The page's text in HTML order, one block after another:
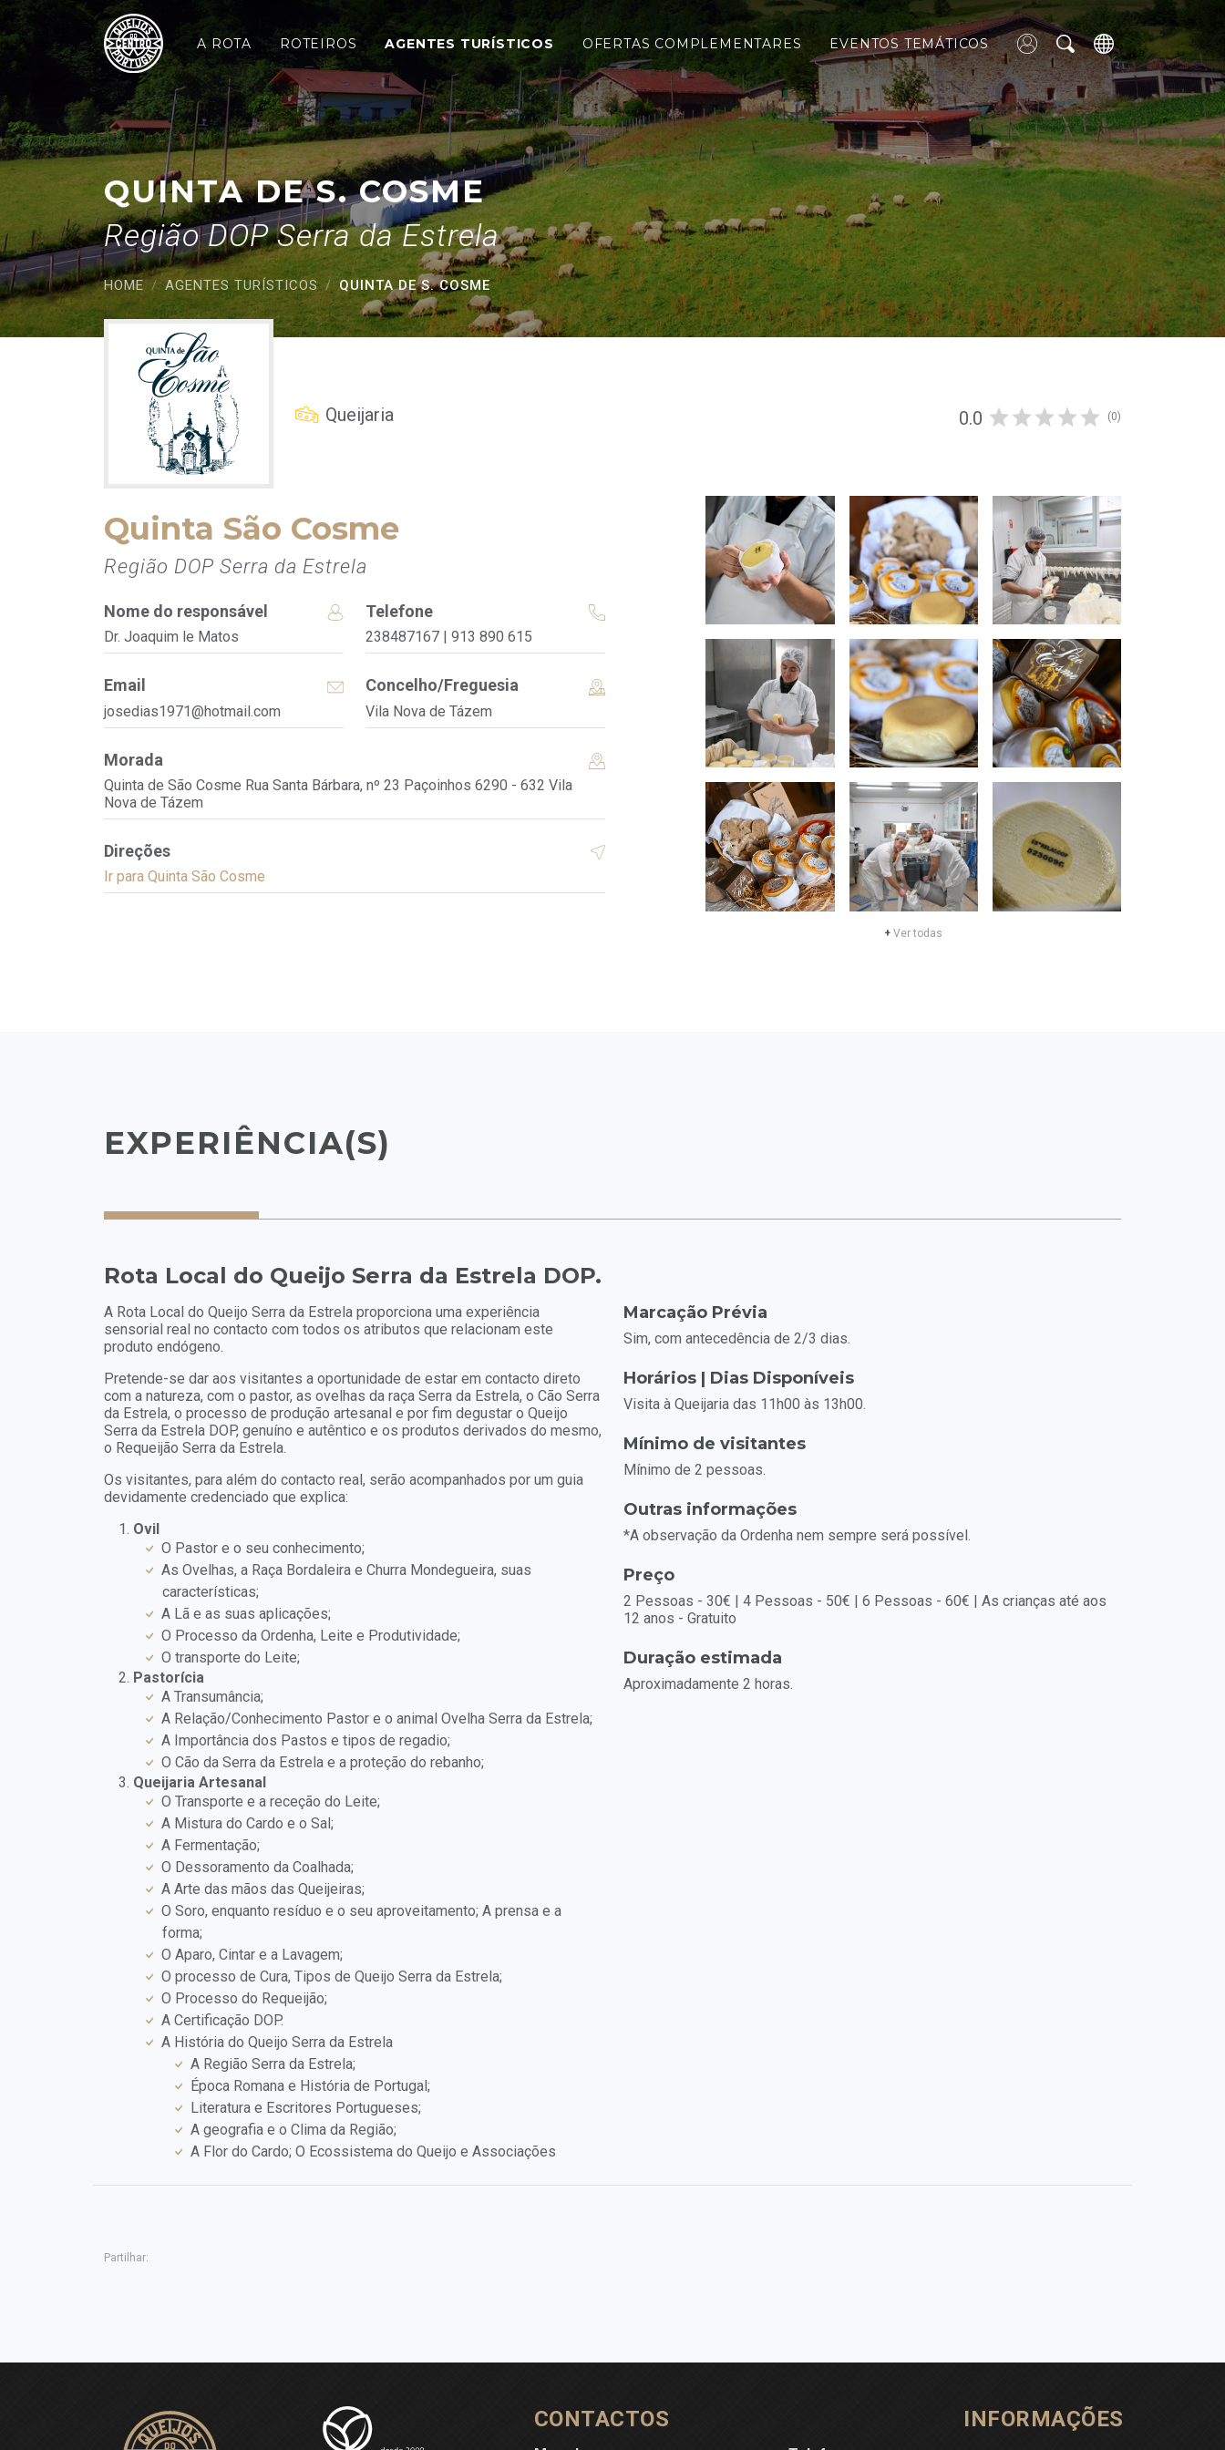
Saltar para o conteúdo principal
Quinta de S. Cosme
A ROTA ROTEIROS AGENTES TURÍSTICOS OFERTAS COMPLEMENTARES EVENTOS TEMÁTICOS
QUINTA DE S. COSME
Região DOP Serra da Estrela
HOME AGENTES TURÍSTICOS QUINTA DE S. COSME
Queijaria 0.0 (0)
Quinta São Cosme
Região DOP Serra da Estrela
Nome do responsável
Dr. Joaquim le Matos
Telefone
238487167 | 913 890 615
Email
josedias1971@hotmail.com
Concelho/Freguesia
Vila Nova de Tázem
Morada
Quinta de São Cosme Rua Santa Bárbara, nº 23 Paçoinhos 6290 - 632 Vila
Nova de Tázem
Direções
Ir para Quinta São Cosme
+ Ver todas
EXPERIÊNCIA(S)
Rota Local do Queijo Serra da Estrela DOP.
A Rota Local do Queijo Serra da Estrela proporciona uma experiência
sensorial real no contacto com todos os atributos que relacionam este
produto endógeno.
Pretende-se dar aos visitantes a oportunidade de estar em contacto direto
com a natureza, com o pastor, as ovelhas da raça Serra da Estrela, o Cão Serra
da Estrela, o processo de produção artesanal e por fim degustar o Queijo
Serra da Estrela DOP, genuíno e autêntico e os produtos derivados do mesmo,
o Requeijão Serra da Estrela.
Os visitantes, para além do contacto real, serão acompanhados por um guia
devidamente credenciado que explica:
Ovil
O Pastor e o seu conhecimento;
As Ovelhas, a Raça Bordaleira e Churra Mondegueira, suas
características;
A Lã e as suas aplicações;
O Processo da Ordenha, Leite e Produtividade;
O transporte do Leite;
Pastorícia
A Transumância;
A Relação/Conhecimento Pastor e o animal Ovelha Serra da Estrela;
A Importância dos Pastos e tipos de regadio;
O Cão da Serra da Estrela e a proteção do rebanho;
Queijaria Artesanal
O Transporte e a receção do Leite;
A Mistura do Cardo e o Sal;
A Fermentação;
O Dessoramento da Coalhada;
A Arte das mãos das Queijeiras;
O Soro, enquanto resíduo e o seu aproveitamento; A prensa e a
forma;
O Aparo, Cintar e a Lavagem;
O processo de Cura, Tipos de Queijo Serra da Estrela;
O Processo do Requeijão;
A Certificação DOP.
A História do Queijo Serra da Estrela
A Região Serra da Estrela;
Época Romana e História de Portugal;
Literatura e Escritores Portugueses;
A geografia e o Clima da Região;
A Flor do Cardo; O Ecossistema do Queijo e Associações
Marcação Prévia
Sim, com antecedência de 2/3 dias.
Horários | Dias Disponíveis
Visita à Queijaria das 11h00 às 13h00.
Mínimo de visitantes
Mínimo de 2 pessoas.
Outras informações
*A observação da Ordenha nem sempre será possível.
Preço
2 Pessoas - 30€ | 4 Pessoas - 50€ | 6 Pessoas - 60€ | As crianças até aos
12 anos - Gratuito
Duração estimada
Aproximadamente 2 horas.
Partilhar:
CONTACTOS INFORMAÇÕES